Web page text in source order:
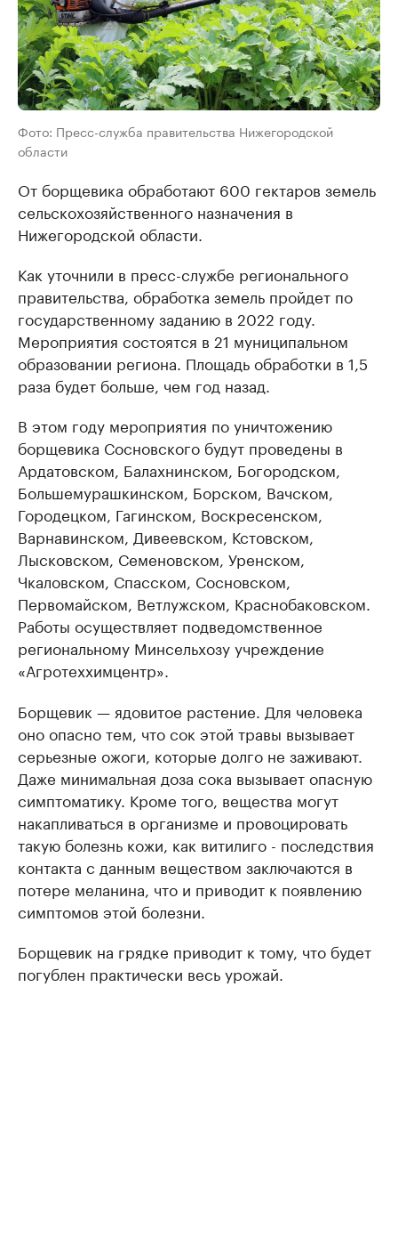
Фото: Пресс-служба правительства Нижегородской
области
От борщевика обработают 600 гектаров земель
сельскохозяйственного назначения в
Нижегородской области.
Как уточнили в пресс-службе регионального
правительства, обработка земель пройдет по
государственному заданию в 2022 году.
Мероприятия состоятся в 21 муниципальном
образовании региона. Площадь обработки в 1,5
раза будет больше, чем год назад.
В этом году мероприятия по уничтожению
борщевика Сосновского будут проведены в
Ардатовском, Балахнинском, Богородском,
Большемурашкинском, Борском, Вачском,
Городецком, Гагинском, Воскресенском,
Варнавинском, Дивеевском, Кстовском,
Лысковском, Семеновском, Уренском,
Чкаловском, Спасском, Сосновском,
Первомайском, Ветлужском, Краснобаковском.
Работы осуществляет подведомственное
региональному Минсельхозу учреждение
«Агротеххимцентр».
Борщевик — ядовитое растение. Для человека
оно опасно тем, что сок этой травы вызывает
серьезные ожоги, которые долго не заживают.
Даже минимальная доза сока вызывает опасную
симптоматику. Кроме того, вещества могут
накапливаться в организме и провоцировать
такую болезнь кожи, как витилиго - последствия
контакта с данным веществом заключаются в
потере меланина, что и приводит к появлению
симптомов этой болезни.
Борщевик на грядке приводит к тому, что будет
погублен практически весь урожай.